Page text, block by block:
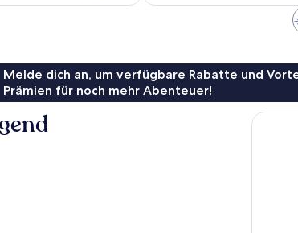
Melde dich an, um verfügbare Rabatte und
Prämien für noch mehr Abenteuer!